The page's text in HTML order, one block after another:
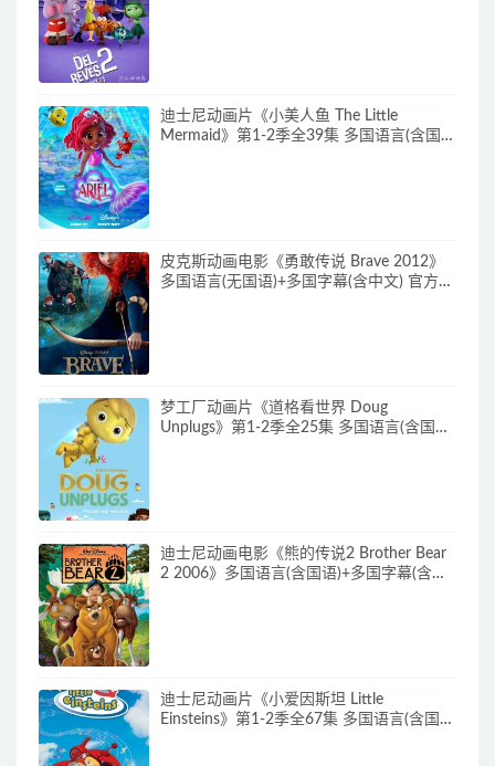
迪士尼动画片《小美人鱼 The Little
Mermaid》第1-2季全39集 多国语言(含国
皮克斯动画电影《勇敢传说 Brave 2012》
多国语言(无国语)+多国字幕(含中文) 官方纯
梦工厂动画片《道格看世界 Doug
Unplugs》第1-2季全25集 多国语言(含国
迪士尼动画电影《熊的传说2 Brother Bear
2 2006》多国语言(含国语)+多国字幕(含中
迪士尼动画片《小爱因斯坦 Little
Einsteins》第1-2季全67集 多国语言(含国